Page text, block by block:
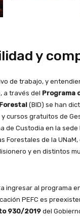
y
de trabajo, y
a través del Programa
(BID) se han
cursos gratuitos de
de Custodia en la sede
Forestales de la UNaM,
y en distintos
ingresar al programa
PEFC es
930/2019 del